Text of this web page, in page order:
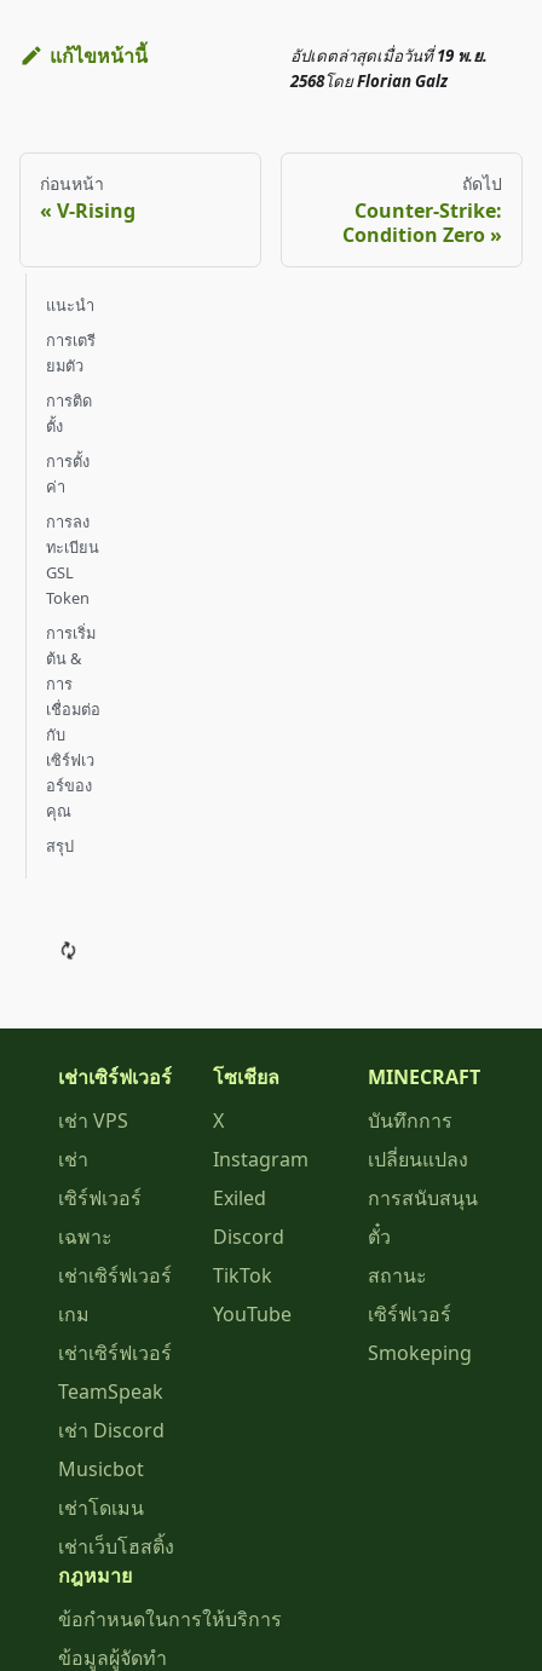
แก้ไขหน้านี้ อัปเดตล่าสุดเมื่อวันที่19 พ.ย.
2568โดยFlorian Galz
ก่อนหน้า
V-Rising
ถัดไป
Counter-Strike:
Condition Zero
แนะนำ
การเตรี
ยมตัว
การติด
ตั้ง
การตั้ง
ค่า
การลง
ทะเบียน
GSL
Token
การเริ่ม
ต้น &
การ
เชื่อมต่อ
กับ
เซิร์ฟเว
อร์ของ
คุณ
สรุป
เช่าเซิร์ฟเวอร์
เช่า VPS
เช่า
เซิร์ฟเวอร์
เฉพาะ
เช่าเซิร์ฟเวอร์
เกม
เช่าเซิร์ฟเวอร์
TeamSpeak
เช่า Discord
Musicbot
เช่าโดเมน
เช่าเว็บโฮสติ้ง
โซเชียล
X
Instagram
Exiled
Discord
TikTok
YouTube
MINECRAFT
บันทึกการ
เปลี่ยนแปลง
การสนับสนุน
ตั๋ว
สถานะ
เซิร์ฟเวอร์
Smokeping
กฎหมาย
ข้อกำหนดในการให้บริการ
ข้อมูลผู้จัดทำ